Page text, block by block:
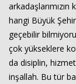
hangi Büyük
geçebilir
çok yükseklere
da disiplin, hizmet
inşallah. Bu tür